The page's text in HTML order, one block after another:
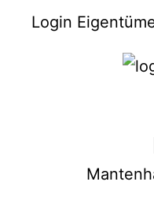
Login